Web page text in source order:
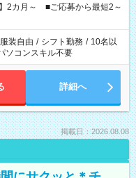
ど、ご希望を教えてください
合計で週40時間を超える場
2カ月～ ■ご応募から最短2～
服装自由 / シフト勤務 / 10名以
ソコンスキル不要
詳細へ
掲載日：2026.08.08